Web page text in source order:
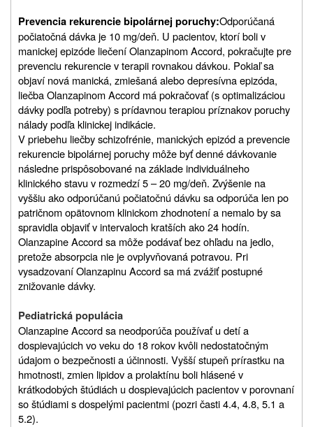
Prevencia rekurencie bipolárnej poruchy:Odporúčaná
počiatočná dávka je 10 mg/deň. U pacientov, ktorí boli v
manickej epizóde liečení Olanzapinom Accord, pokračujte pre
prevenciu rekurencie v terapii rovnakou dávkou. Pokiaľ sa
objaví nová manická, zmiešaná alebo depresívna epizóda,
liečba Olanzapinom Accord má pokračovať (s optimalizáciou
dávky podľa potreby) s prídavnou terapiou príznakov poruchy
nálady podľa klinickej indikácie.
V priebehu liečby schizofrénie, manických epizód a prevencie
rekurencie bipolárnej poruchy môže byť denné dávkovanie
následne prispôsobované na základe individuálneho
klinického stavu v rozmedzí 5 – 20 mg/deň. Zvýšenie na
vyššiu ako odporúčanú počiatočnú dávku sa odporúča len po
patričnom opätovnom klinickom zhodnotení a nemalo by sa
spravidla objaviť v intervaloch kratších ako 24 hodín.
Olanzapine Accord sa môže podávať bez ohľadu na jedlo,
pretože absorpcia nie je ovplyvňovaná potravou. Pri
vysadzovaní Olanzapinu Accord sa má zvážiť postupné
znižovanie dávky.
Pediatrická populácia
Olanzapine Accord sa neodporúča používať u detí a
dospievajúcich vo veku do 18 rokov kvôli nedostatočným
údajom o bezpečnosti a účinnosti. Vyšší stupeň prírastku na
hmotnosti, zmien lipidov a prolaktínu boli hlásené v
krátkodobých štúdiách u dospievajúcich pacientov v porovnaní
so štúdiami s dospelými pacientmi (pozri časti 4.4, 4.8, 5.1 a
5.2).